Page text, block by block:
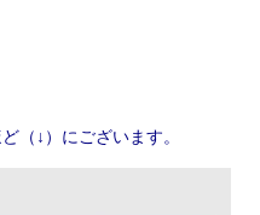
（↓）にございます。